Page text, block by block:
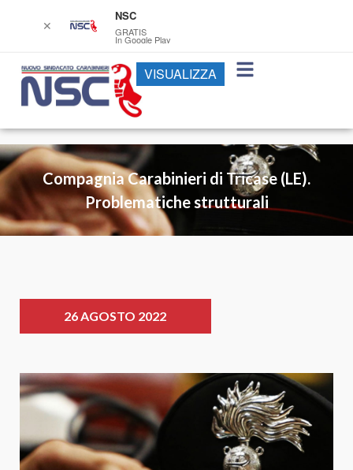
Compagnia Carabinieri di Tricase (LE).
Problematiche strutturali
26 AGOSTO 2022
✕
NSC
GRATIS
In Google Play
VISUALIZZA